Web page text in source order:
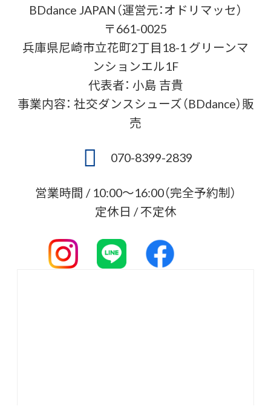
BDdance JAPAN（運営元：オドリマッセ）
〒661-0025
兵庫県尼崎市立花町2丁目18-1 グリーンマ
ンションエル1F
代表者： 小島 吉貴
事業内容： 社交ダンスシューズ（BDdance）販
売
070-8399-2839
営業時間 / 10:00〜16:00（完全予約制）
定休日 / 不定休